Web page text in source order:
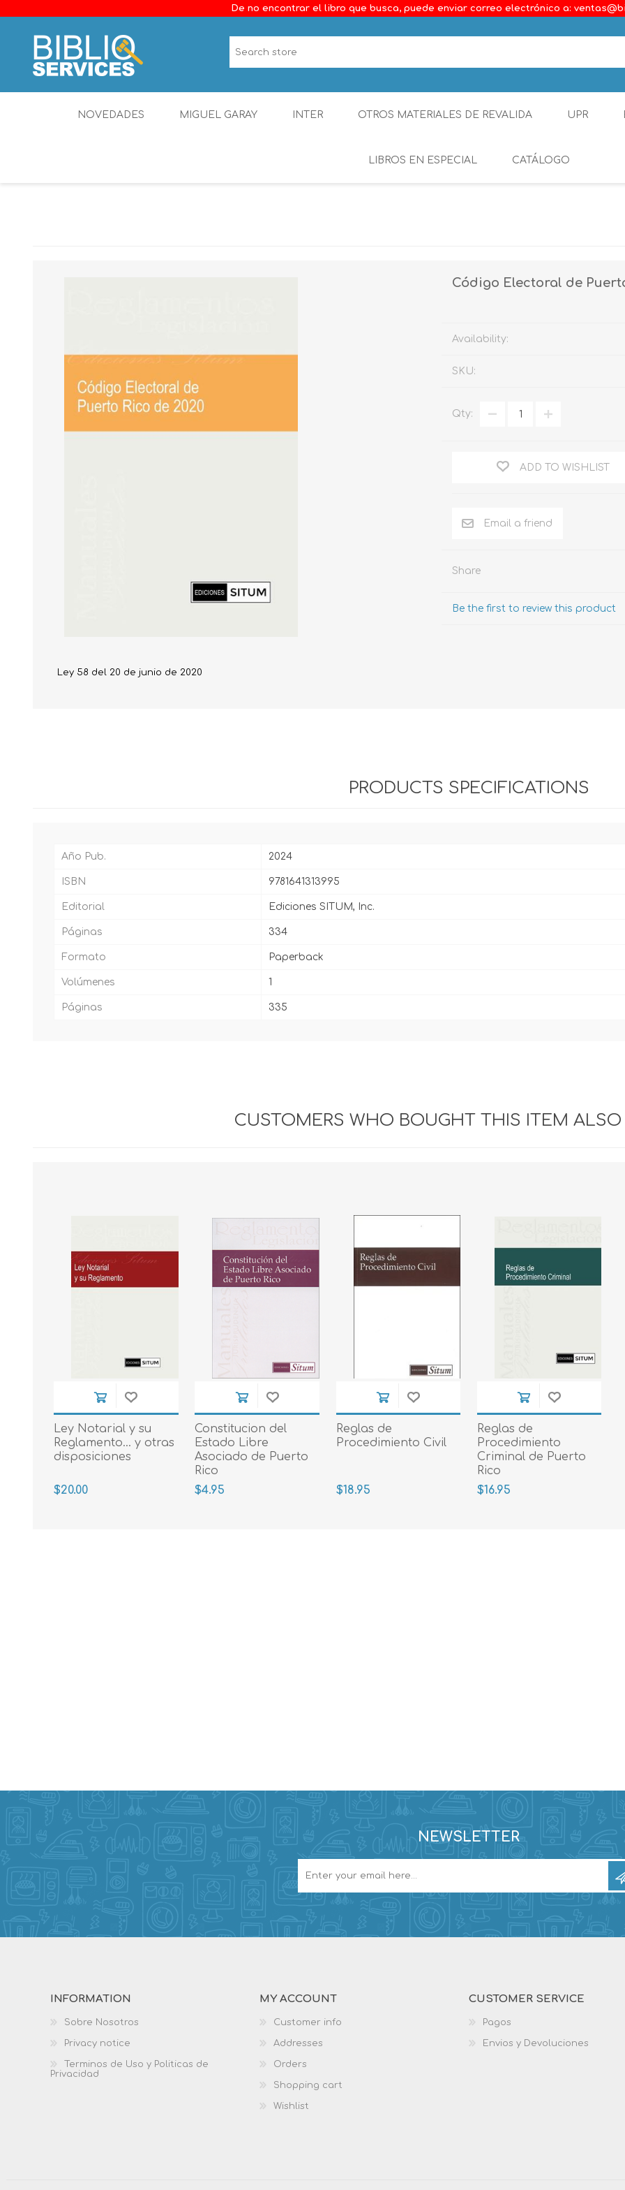
De no encontrar el libro que busca, puede enviar correo electrónico a:
NOVEDADES MIGUEL GARAY INTER OTROS MATERIALES DE REVALIDA UPR
LIBROS EN ESPECIAL CATÁLOGO
Derecho Comercial
Obligaciones y
Sucesiones
Diccionarios
Código Electoral de
Availability:
SKU:
Qty:
ADD TO WISHLIST
Share
Be the first to review this product
Ley 58 del 20 de junio de 2020
PRODUCTS SPECIFICATIONS
Año Pub. 2024
ISBN 9781641313995
Editorial Ediciones SITUM, Inc.
Páginas 334
Formato Paperback
Volúmenes 1
Páginas 335
CUSTOMERS WHO BOUGHT THIS ITEM
Ley Notarial y su
Reglamento... y otras
disposiciones
$20.00
Constitucion del
Estado Libre
Asociado de Puerto
Rico
$4.95
Reglas de
Procedimiento Civil
$18.95
Reglas de
Procedimiento
Criminal de Puerto
Rico
$16.95
NEWSLETTER
INFORMATION
Sobre Nosotros
Privacy notice
Terminos de Uso y Politicas de
Privacidad
MY ACCOUNT
Customer info
Addresses
Orders
Shopping cart
Wishlist
CUSTOMER SERVICE
Pagos
Envios y Devoluciones